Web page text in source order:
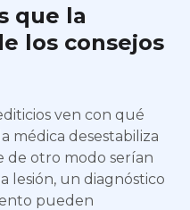
que la
los consejos
ven con qué
médica desestabiliza
de otro modo serían
lesión, un diagnóstico
pueden